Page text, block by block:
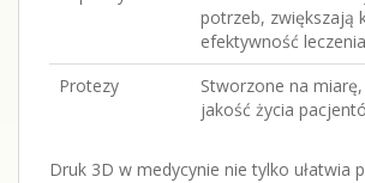
potrzeb, zwiększają
efektywność
Protezy
Stworzone na
jakość życia
Druk 3D w medycynie nie tylko ułatwia